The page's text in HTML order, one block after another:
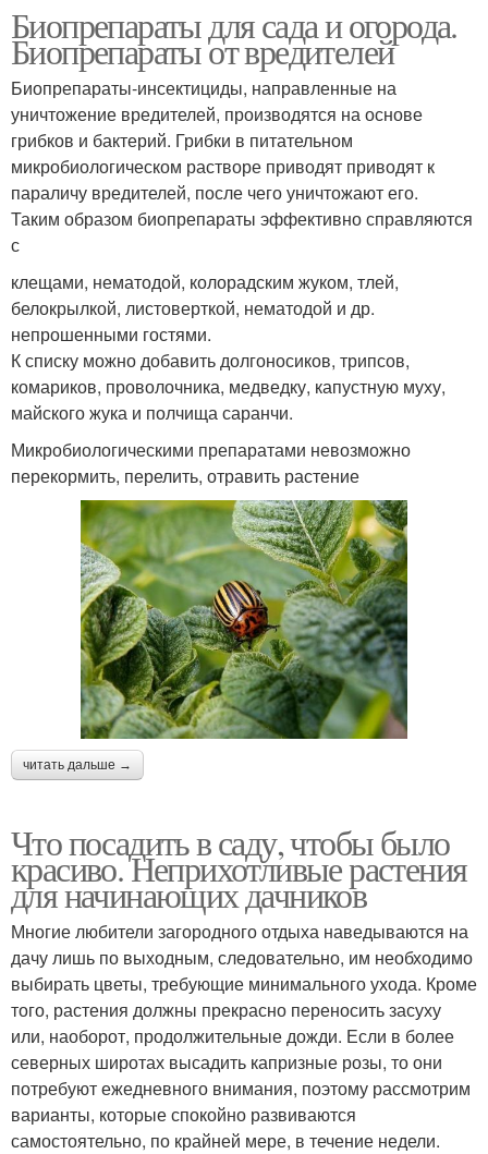
Биопрепараты для сада и огорода.
Биопрепараты от вредителей
Биопрепараты-инсектициды, направленные на
уничтожение вредителей, производятся на основе
грибков и бактерий. Грибки в питательном
микробиологическом растворе приводят приводят к
параличу вредителей, после чего уничтожают его.
Таким образом биопрепараты эффективно справляются
с
клещами, нематодой, колорадским жуком, тлей,
белокрылкой, листоверткой, нематодой и др.
непрошенными гостями.
К списку можно добавить долгоносиков, трипсов,
комариков, проволочника, медведку, капустную муху,
майского жука и полчища саранчи.
Микробиологическими препаратами невозможно
перекормить, перелить, отравить растение
читать дальше →
Что посадить в саду, чтобы было
красиво. Неприхотливые растения
для начинающих дачников
Многие любители загородного отдыха наведываются на
дачу лишь по выходным, следовательно, им необходимо
выбирать цветы, требующие минимального ухода. Кроме
того, растения должны прекрасно переносить засуху
или, наоборот, продолжительные дожди. Если в более
северных широтах высадить капризные розы, то они
потребуют ежедневного внимания, поэтому рассмотрим
варианты, которые спокойно развиваются
самостоятельно, по крайней мере, в течение недели.